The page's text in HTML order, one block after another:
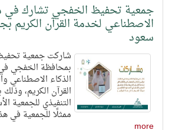
جمعية تحفيظ الخفجي تشارك في
الاصطناعي لخدمة القرآن الكريم
سعود
شاركت جمعية تحفيظ
بمحافظة الخفجي
الذكاء الاصطناعي
القرآن الكريم،
التنفيذي للجمعية
ممثلًا للجمعية في
more